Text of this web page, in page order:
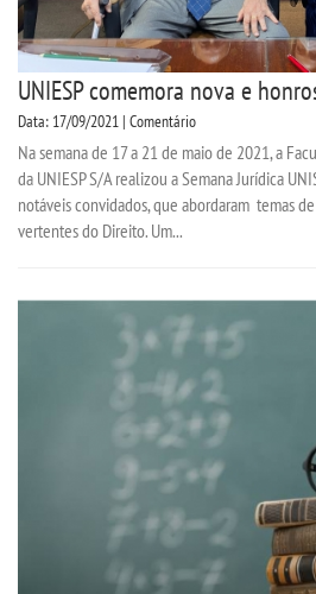
UNIESP comemora nova e
Data: 17/09/2021 | Comentário
Na semana de 17 a 21 de maio de 2021, a
da UNIESP S/A realizou a Semana Jurídica
notáveis convidados, que abordaram temas
vertentes do Direito. Um...